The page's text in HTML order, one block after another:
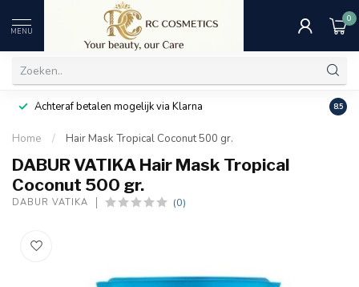
MENU
0
Achteraf betalen mogelijk via Klarna 8.5
Home / Hair Mask Tropical Coconut 500 gr.
DABUR VATIKA Hair Mask Tropical
Coconut 500 gr.
DABUR VATIKA (0)